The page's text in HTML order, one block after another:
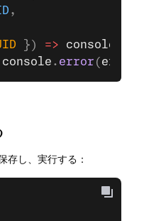
,
}) => console
console . error ( error
存し、実行する：